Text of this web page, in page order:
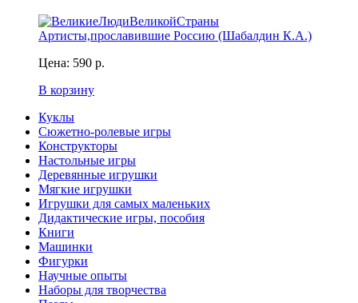
Цена: 590 р.
В корзину
Куклы
Сюжетно-ролевые игры
Конструкторы
Настольные игры
Деревянные игрушки
Мягкие игрушки
Игрушки для самых маленьких
Дидактические игры, пособия
Книги
Машинки
Фигурки
Научные опыты
Наборы для творчества